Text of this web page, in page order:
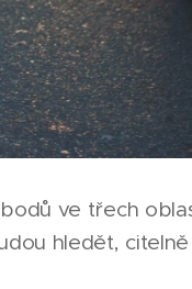
ve třech
hledět,